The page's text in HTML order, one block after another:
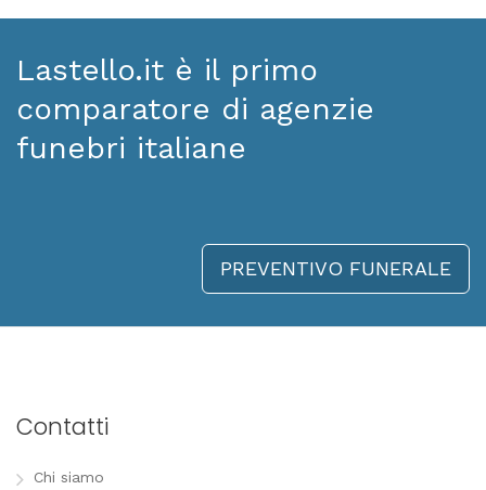
Lastello.it è il primo
comparatore di agenzie
funebri italiane
PREVENTIVO FUNERALE
Contatti
Chi siamo